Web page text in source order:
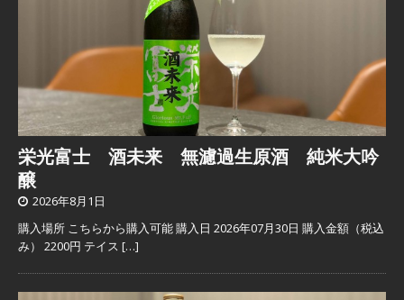
栄光富士 酒未来 無濾過生原酒 純米大吟
醸
2026年8月1日
購入場所 こちらから購入可能 購入日 2026年07月30日 購入金額（税込
み） 2200円 テイス […]